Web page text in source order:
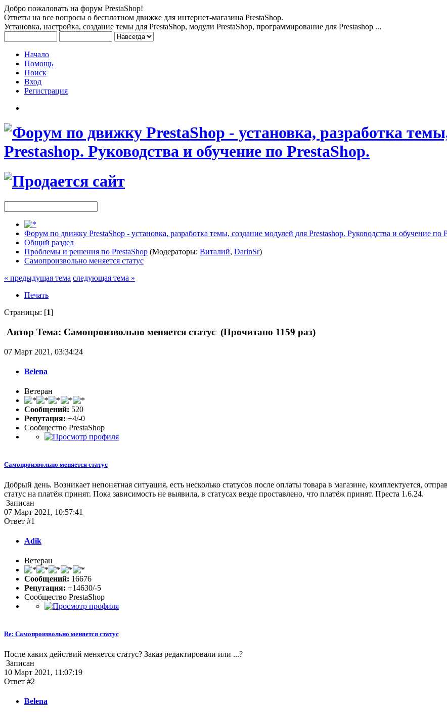
Добро пожаловать на форум PrestaShop!
Ответы на все вопросы о бесплатном движке для интернет-магазина PrestaShop.
Установка, настройка, создание темы для PrestaShop, модули PrestaShop, программирование для Prestashop ...
Начало
Помощь
Поиск
Вход
Регистрация
Форум по движку PrestaShop - установка, разработка темы, создание модулей для Prestashop. Руководства и обучение по
Общий раздел
Проблемы и решения по PrestaShop (Модераторы: Виталий, DarinSr)
Самопроизвольно меняется статус
« предыдущая тема следующая тема »
Печать
Страницы: [1]
Автор Тема: Самопроизвольно меняется статус (Прочитано 1159 раз)
07 Март 2021, 03:34:24
Belena
Ветеран
Сообщений: 520
Репутация: +4/-0
Сообщество PrestaShop
Самопроизвольно меняется статус
Добрый день. Возникает непонятная ситуация, есть несколько статусов после оплаты товара в магазине, комплектуется,
статус на платёж принят. Пока зависимость не выявила, в статусах везде проставлено, что платёж принят. Преста 1.6.24.
Записан
07 Март 2021, 10:57:41
Ответ #1
Adik
Ветеран
Сообщений: 16676
Репутация: +14630/-5
Сообщество PrestaShop
Re: Самопроизвольно меняется статус
После каких действий меняется статус? Заказ редактировали или ...?
Записан
10 Март 2021, 11:07:19
Ответ #2
Belena